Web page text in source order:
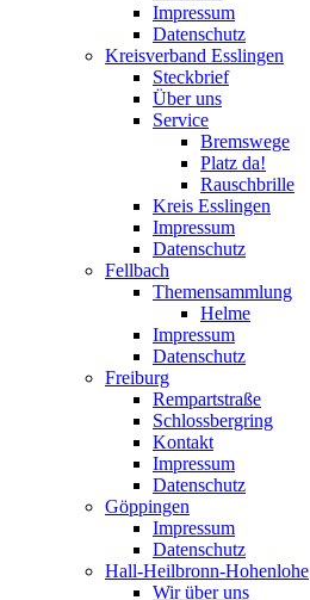
Impressum
Datenschutz
Kreisverband Esslingen
Steckbrief
Über uns
Service
Bremswege
Platz da!
Rauschbrille
Kreis Esslingen
Impressum
Datenschutz
Fellbach
Themensammlung
Helme
Impressum
Datenschutz
Freiburg
Rempartstraße
Schlossbergring
Kontakt
Impressum
Datenschutz
Göppingen
Impressum
Datenschutz
Hall-Heilbronn-Hohenlohe
Wir über uns